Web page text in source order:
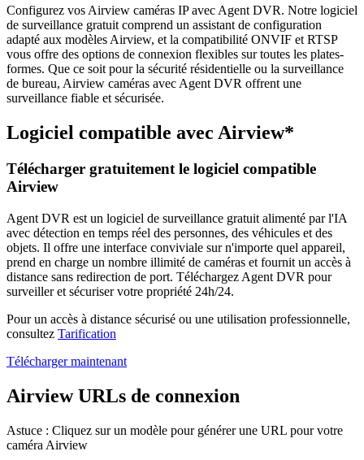
Configurez vos Airview caméras IP avec Agent DVR. Notre logiciel
de surveillance gratuit comprend un assistant de configuration
adapté aux modèles Airview, et la compatibilité ONVIF et RTSP
vous offre des options de connexion flexibles sur toutes les plates-
formes. Que ce soit pour la sécurité résidentielle ou la surveillance
de bureau, Airview caméras avec Agent DVR offrent une
surveillance fiable et sécurisée.
Logiciel compatible avec Airview*
Télécharger gratuitement le logiciel compatible
Airview
Agent DVR est un logiciel de surveillance gratuit alimenté par l'IA
avec détection en temps réel des personnes, des véhicules et des
objets. Il offre une interface conviviale sur n'importe quel appareil,
prend en charge un nombre illimité de caméras et fournit un accès à
distance sans redirection de port. Téléchargez Agent DVR pour
surveiller et sécuriser votre propriété 24h/24.
Pour un accès à distance sécurisé ou une utilisation professionnelle,
consultez Tarification
Télécharger maintenant
Airview URLs de connexion
Astuce : Cliquez sur un modèle pour générer une URL pour votre
caméra Airview